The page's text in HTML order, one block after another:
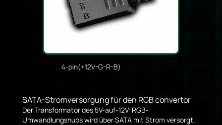
4-pin(+12V-G-R-B)
SATA-Stromversorgung für den RGB convertor
Der Transformator des 5V-auf-12V-RGB-
Umwandlungshubs wird über SATA mit Strom versorgt.